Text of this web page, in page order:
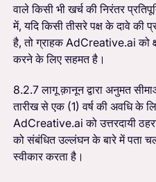
वाले किसी भी खर्च की निरंतर
में, यदि किसी तीसरे पक्ष के दावे की
है, तो ग्राहक AdCreative.ai को
करने के लिए सहमत है।
8.2.7 लागू क़ानून द्वारा अनुमत
तारीख से एक (1) वर्ष की अवधि के
AdCreative.ai को उत्तरदायी
को संबंधित उल्लंघन के बारे में पता
स्वीकार करता है।